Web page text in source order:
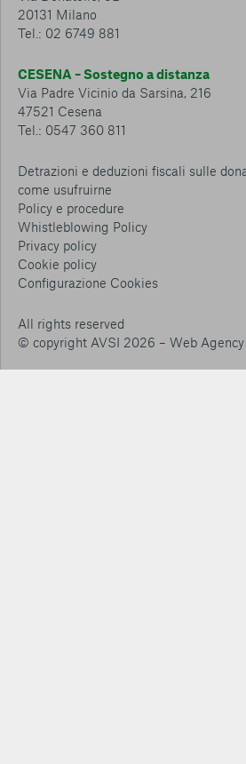
20131 Milano
Tel.: 02 6749 881
CESENA – Sostegno a distanza
Via Padre Vicinio da Sarsina, 216
47521 Cesena
Tel.: 0547 360 811
Detrazioni e deduzioni fiscali sulle
come usufruirne
Policy e procedure
Whistleblowing Policy
Privacy policy
Cookie policy
Configurazione Cookies
All rights reserved
© copyright AVSI 2026 – Web Agency